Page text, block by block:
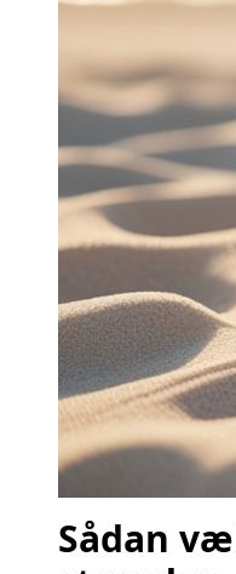
Sådan